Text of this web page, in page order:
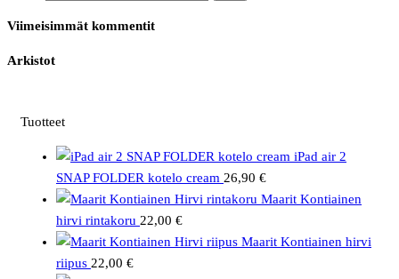
Viimeisimmät kommentit
Arkistot
Tuotteet
iPad air 2
SNAP FOLDER kotelo cream 26,90 €
Maarit Kontiainen
hirvi rintakoru 22,00 €
Maarit Kontiainen hirvi
riipus 22,00 €